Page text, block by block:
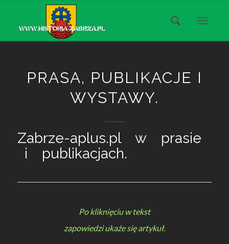
PRASA, PUBLIKACJE I
WYSTAWY.
Zabrze-aplus.pl w prasie
i publikacjach.
Po kliknięciu w tekst
zapowiedzi ukaże się artykuł.